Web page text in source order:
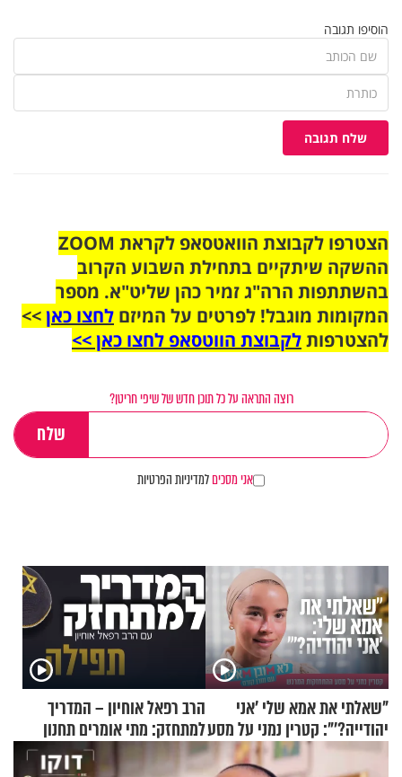
הוסיפו תגובה
שלח תגובה
הצטרפו לקבוצת הוואטסאפ לקראת ZOOM
ההשקה שיתקיים בתחילת השבוע הקרוב
בהשתתפות הרה"ג זמיר כהן שליט"א. מספר
המקומות מוגבל! לפרטים על המיזם לחצו כאן>>
להצטרפותלקבוצת הווטסאפ לחצו כאן >>
רוצה התראה על כל תוכן חדש של שיפי חריטן?
אני מסכיםלמדיניות הפרטיות
"שאלתי את אמא שלי 'אני
יהודייה?'": קטרין נמני על מסע
ההתחזקות המרגש
הרב רפאל אוחיון – המדריך
למתחזק: מתי אומרים תחנון
ואיך עולים לתורה?